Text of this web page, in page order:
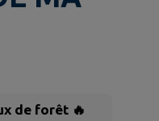
de forêt 🔥